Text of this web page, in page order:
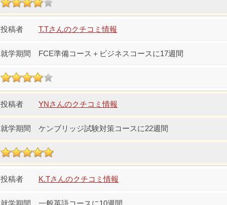
T.Tさんのクチコミ情報
FCE準備コース＋ビジネスコースに17週間
YNさんのクチコミ情報
ケンブリッジ試験対策コースに22週間
K.Tさんのクチコミ情報
一般英語コースに10週間